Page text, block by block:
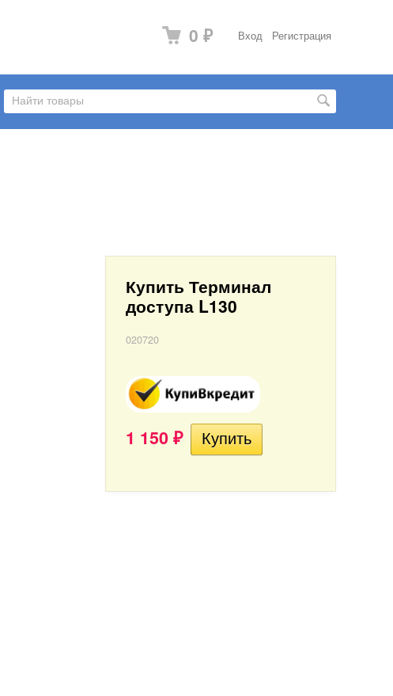
Вход Регистрация
0 ₽
Купить Терминал
доступа L130
020720
1 150 ₽